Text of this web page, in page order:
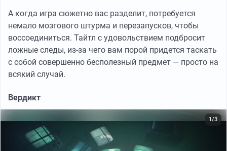
А когда игра сюжетно вас разделит, потребуется
немало мозгового штурма и перезапусков, чтобы
воссоединиться. Тайтл с удовольствием подбросит
ложные следы, из-за чего вам порой придется таскать
с собой совершенно бесполезный предмет — просто на
всякий случай.
Вердикт
1/3